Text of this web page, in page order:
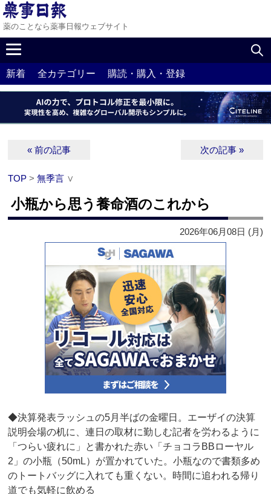
薬のことなら薬事日報ウェブサイト
新着 全カテゴリー 購読・購入・登録
« 前の記事 次の記事 »
TOP >無季言 ∨
小瓶から思う養命酒のこれから
2026年06月08日 (月)
◆決算発表ラッシュの5月半ばの金曜日。エーザイの決算
説明会場の机に、連日の取材に勤しむ記者を労わるように
「つらい疲れに」と書かれた赤い「チョコラBBローヤル
2」の小瓶（50mL）が置かれていた。小瓶なので書類多め
のトートバッグに入れても重くない。時間に追われる帰り
道でも気軽に飲める